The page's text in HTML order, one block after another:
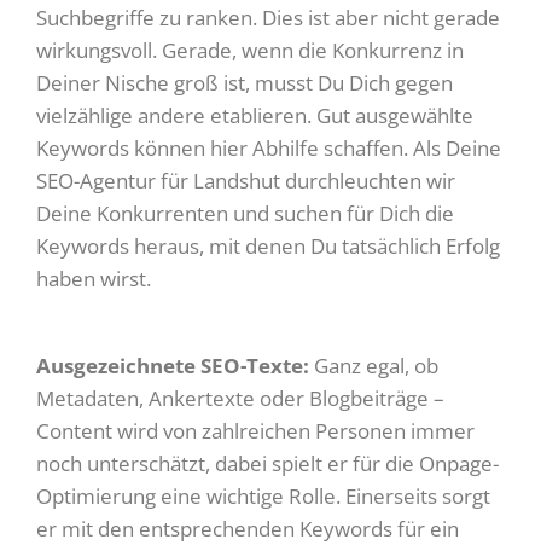
Suchbegriffe zu ranken. Dies ist aber nicht gerade
wirkungsvoll. Gerade, wenn die Konkurrenz in
Deiner Nische groß ist, musst Du Dich gegen
vielzählige andere etablieren. Gut ausgewählte
Keywords können hier Abhilfe schaffen. Als Deine
SEO-Agentur für Landshut durchleuchten wir
Deine Konkurrenten und suchen für Dich die
Keywords heraus, mit denen Du tatsächlich Erfolg
haben wirst.
Ausgezeichnete SEO-Texte: Ganz egal, ob
Metadaten, Ankertexte oder Blogbeiträge –
Content wird von zahlreichen Personen immer
noch unterschätzt, dabei spielt er für die Onpage-
Optimierung eine wichtige Rolle. Einerseits sorgt
er mit den entsprechenden Keywords für ein